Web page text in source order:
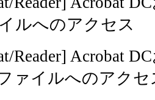
ルへのアクセス
Reader] Acrobat
ァイルへのアクセ